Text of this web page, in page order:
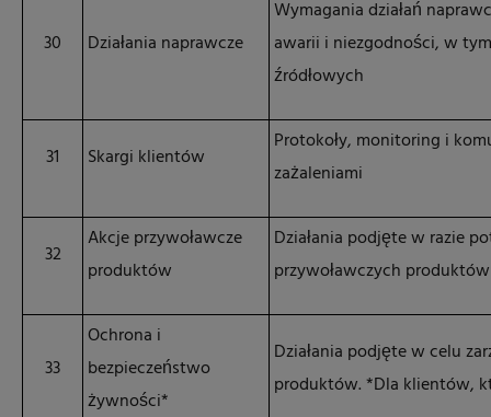
30 Działania naprawcze
Wymagania działań
awarii i niezgodności, w
źródłowych
31 Skargi klientów
Protokoły, monitoring i
zażaleniami
32
Akcje przywoławcze
produktów
Działania podjęte w razie
przywoławczych
33
Ochrona i
bezpieczeństwo
żywności*
Działania podjęte w celu
produktów. *Dla klientów,